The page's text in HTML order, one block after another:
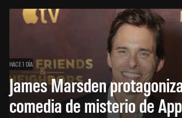
HACE 1 DÍA
James Marsden
comedia de misterio de